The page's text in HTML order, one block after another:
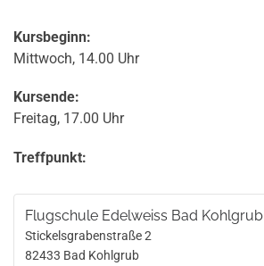
Kursbeginn:
Mittwoch, 14.00 Uhr
Kursende:
Freitag, 17.00 Uhr
Treffpunkt:
Flugschule Edelweiss Bad Kohlgrub
Stickelsgrabenstraße 2
82433 Bad Kohlgrub